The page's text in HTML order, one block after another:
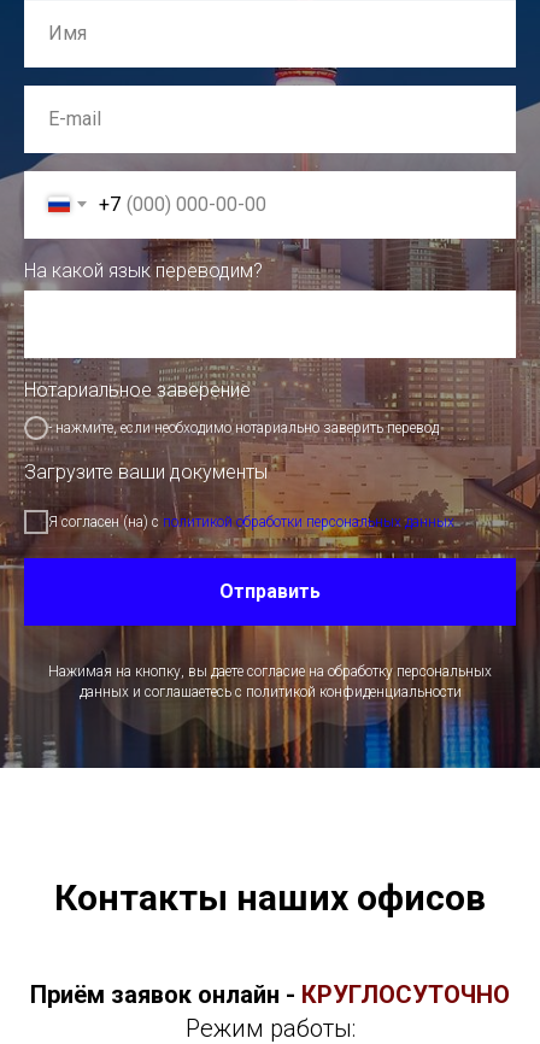
+7
На какой язык переводим?
Нотариальное заверение
- нажмите, если необходимо нотариально заверить перевод
Загрузите ваши документы
Я согласен (на) с политикой обработки персональных данных
Отправить
Нажимая на кнопку, вы даете согласие на обработку персональных
данных и соглашаетесь c политикой конфиденциальности
Контакты наших офисов
Приём заявок онлайн - КРУГЛОСУТОЧНО
Режим работы: